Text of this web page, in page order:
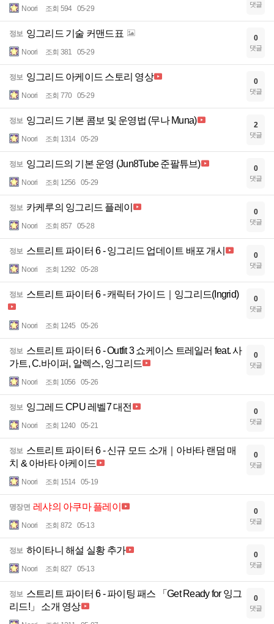
Noori 조회 594 05-29 댓글
정보 잉그리드 기술 커맨드표
Noori 조회 381 05-29
0
댓글
정보 잉그리드 아케이드 스토리 영상
Noori 조회 770 05-29
0
댓글
정보 잉그리드 기본 콤보 및 운영법 (무나 Muna)
Noori 조회 1314 05-29
2
댓글
정보 잉그리드의 기본 운영 (Jun8Tube 준팔튜브)
Noori 조회 1256 05-29
0
댓글
정보 카케루의 잉그리드 플레이
Noori 조회 857 05-28
0
댓글
정보 스트리트 파이터 6 - 잉그리드 업데이트 배포 개시
Noori 조회 1292 05-28
0
댓글
정보 스트리트 파이터 6 - 캐릭터 가이드｜잉그리드(Ingrid)
Noori 조회 1245 05-26
0
댓글
정보 스트리트 파이터 6 - Outfit 3 쇼케이스 트레일러 feat. 사
가트, C.바이퍼, 알렉스, 잉그리드
Noori 조회 1056 05-26
0
댓글
정보 잉그레드 CPU 레벨7 대전
Noori 조회 1240 05-21
0
댓글
정보 스트리트 파이터 6 - 신규 모드 소개｜아바타 랜덤 매
치 & 아바타 아케이드
Noori 조회 1514 05-19
0
댓글
명장면 레샤의 아쿠마 플레이
Noori 조회 872 05-13
0
댓글
정보 하이타니 해설 실황 추가
Noori 조회 827 05-13
0
댓글
정보 스트리트 파이터 6 - 파이팅 패스 「Get Ready for 잉그
리드!」 소개 영상
0
댓글